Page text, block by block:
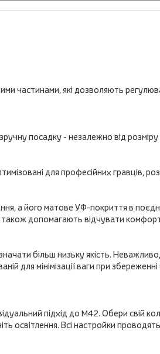
частинами, які дозволяють
посадку - незалежно від
для професійних гравців,
а його матове УФ-покриття в
допомагають відчувати
більш низьку якість.
для мінімізації ваги при
підхід до M42. Обери свій
освітлення. Всі настройки